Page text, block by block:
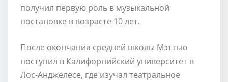
получил первую роль в музыкальной
постановке в возрасте 10 лет.
После окончания средней школы Мэттью
поступил в Калифорнийский университет в
Лос-Анджелесе, где изучал театральное